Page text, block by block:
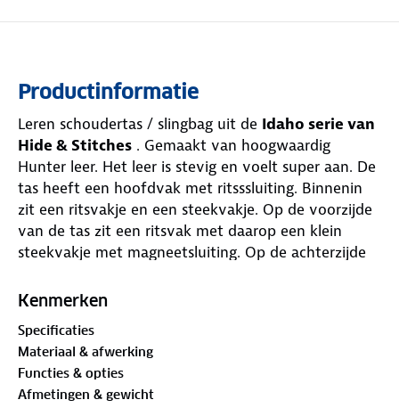
Productinformatie
Leren schoudertas / slingbag uit de Idaho serie van
Hide & Stitches . Gemaakt van hoogwaardig
Hunter leer. Het leer is stevig en voelt super aan. De
tas heeft een hoofdvak met ritsssluiting. Binnenin
zit een ritsvakje en een steekvakje. Op de voorzijde
van de tas zit een ritsvak met daarop een klein
steekvakje met magneetsluiting. Op de achterzijde
waar je je smartphone in kunt opbergen. Deze tas
die van de bovenkant van de tas schuin naar
beneden loopt. De schuine schouderband is een
typisch kenmerk van een slingbag. Deze tas draag je
dan ook het beste schuin over het lichaam
Kenmerken
Specificaties
Materiaal & afwerking
Functies & opties
Afmetingen & gewicht